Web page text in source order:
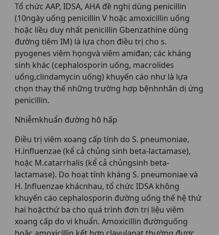
Tổ chức AAP, IDSA, AHA đề nghị dùng penicillin
(10ngày uống penicillin V hoặc amoxicillin uống
hoặc liều duy nhất penicillin Gbenzathine dùng
đường tiêm IM) là lựa chọn điều trị cho s.
pyogenes viêm họngvà viêm amiđan; các kháng
sinh khác (cephalosporin uống, macrolides
uống,clindamycin uống) khuyến cáo như là lựa
chọn thay thế những trường hợp bệnhnhân dị ứng
penicillin.
Nhiễmkhuẩn đường hô hấp
Điều trị viêm xoang cấp tính do S. pneumoniae,
H.influenzae (kể cả chủng sinh beta-lactamase),
hoặc M.catarrhalis (kể cả chủngsinh beta-
lactamase). Do hoạt tính kháng S. pneumoniae và
H. Influenzae khácnhau, tổ chức IDSA không
khuyến cáo cephalosporin đường uống thế hệ thứ
hai hoặcthứ ba cho quá trình đơn trị liệu viêm
xoang cấp do vi khuẩn. Amoxicillin đườnguống
hoặc amoxicillin kết hợp clavulanat thường được